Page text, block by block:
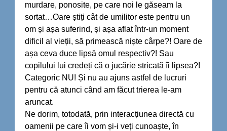
murdare, ponosite, pe care noi le găseam la
sortat…Oare știți cât de umilitor este pentru un
om și așa suferind, și așa aflat într-un moment
dificil al vieții, să primească niște cârpe?! Oare de
așa ceva duce lipsă omul respectiv?! Sau
copilului lui credeți că o jucărie stricată îi lipsea?!
Categoric NU! Și nu au ajuns astfel de lucruri
pentru că atunci când am făcut trierea le-am
aruncat.
Ne dorim, totodată, prin interacțiunea directă cu
oamenii pe care îi vom și-i veți cunoaște, în